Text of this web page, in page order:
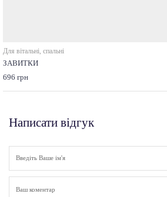
Для вітальні, спальні
ЗАВИТКИ
696 грн
Написати відгук